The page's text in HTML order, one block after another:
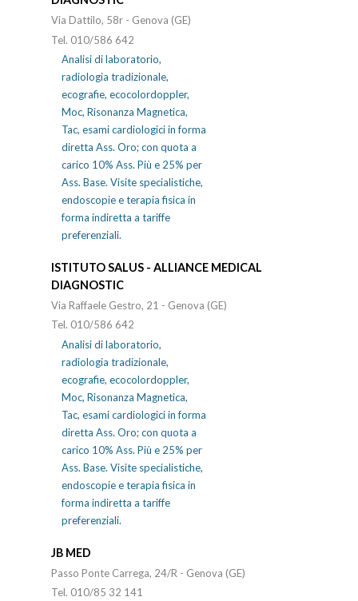
Via Dattilo, 58r - Genova (GE)
Tel. 010/586 642
Analisi di laboratorio,
radiologia tradizionale,
ecografie, ecocolordoppler,
Moc, Risonanza Magnetica,
Tac, esami cardiologici in forma
diretta Ass. Oro; con quota a
carico 10% Ass. Più e 25% per
Ass. Base. Visite specialistiche,
endoscopie e terapia fisica in
forma indiretta a tariffe
preferenziali.
ISTITUTO SALUS - ALLIANCE MEDICAL
DIAGNOSTIC
Via Raffaele Gestro, 21 - Genova (GE)
Tel. 010/586 642
Analisi di laboratorio,
radiologia tradizionale,
ecografie, ecocolordoppler,
Moc, Risonanza Magnetica,
Tac, esami cardiologici in forma
diretta Ass. Oro; con quota a
carico 10% Ass. Più e 25% per
Ass. Base. Visite specialistiche,
endoscopie e terapia fisica in
forma indiretta a tariffe
preferenziali.
JB MED
Passo Ponte Carrega, 24/R - Genova (GE)
Tel. 010/85 32 141